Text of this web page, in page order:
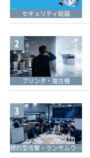
セキュリティ総論
2
プリンタ・複合機
3
標的型攻撃・ランサムウェア対策